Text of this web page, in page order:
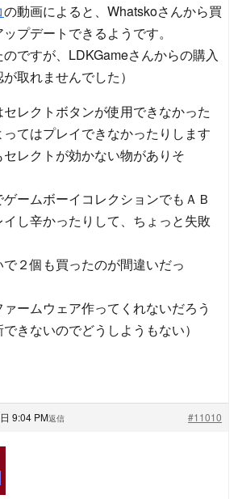
の動画によると、Whatskoさんから買
プデートできるようです。
のですが、LDKGameさんからの購入
取れませんでした）
レクトボタンが使用できなかった
てはプレイできなかったりします
レクトが効かない物がありそ
ームボーイコレクションでもＡＢ
し辛かったりして、ちょっと失敗
で２個も買ったのが間違いだっ
ームウェア作ってくれないだろう
きないのでどうしようもない）
9:04 PM #11010
返信